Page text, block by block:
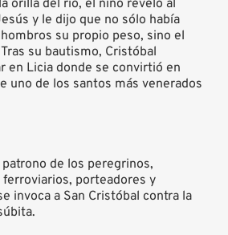
orilla del río, el niño reveló al
y le dijo que no sólo había
su propio peso, sino el
su bautismo, Cristóbal
en Licia donde se convirtió en
uno de los santos más venerados
de los peregrinos,
porteadores y
invoca a San Cristóbal contra la